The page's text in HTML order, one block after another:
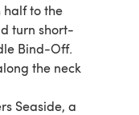
half to the
turn short-
Bind-Off.
the neck
Seaside, a